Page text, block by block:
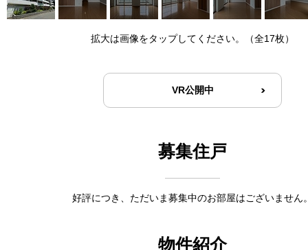
拡大は画像をタップしてください。（全17枚）
VR公開中
募集住戸
好評につき、ただいま募集中のお部屋はございません
物件紹介